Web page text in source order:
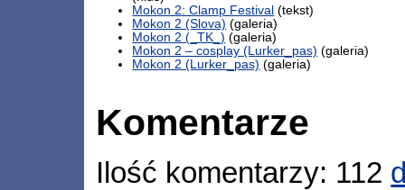
Mokon 2: Clamp Festival (tekst)
Mokon 2 (Slova) (galeria)
Mokon 2 (_TK_) (galeria)
Mokon 2 – cosplay (Lurker_pas) (galeria)
Mokon 2 (Lurker_pas) (galeria)
Komentarze
Ilość komentarzy: 112